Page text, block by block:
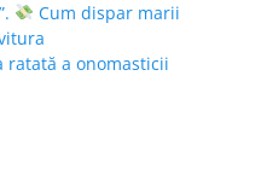
Cum dispar marii
ratată a onomasticii